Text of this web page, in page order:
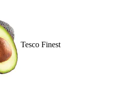
Tesco Finest